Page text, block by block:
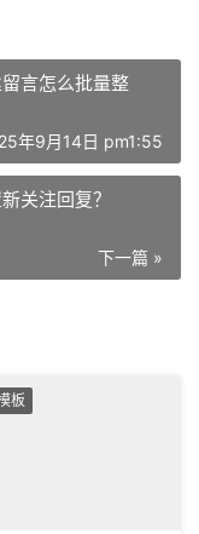
言怎么批量整
年9月14日 pm1:55
关注回复？
下一篇 »
板